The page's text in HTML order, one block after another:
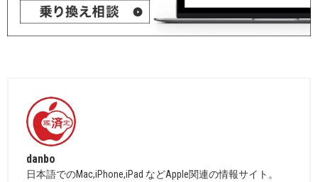
danbo
日本語でのMac,iPhone,iPad などApple関連の情報サイト。